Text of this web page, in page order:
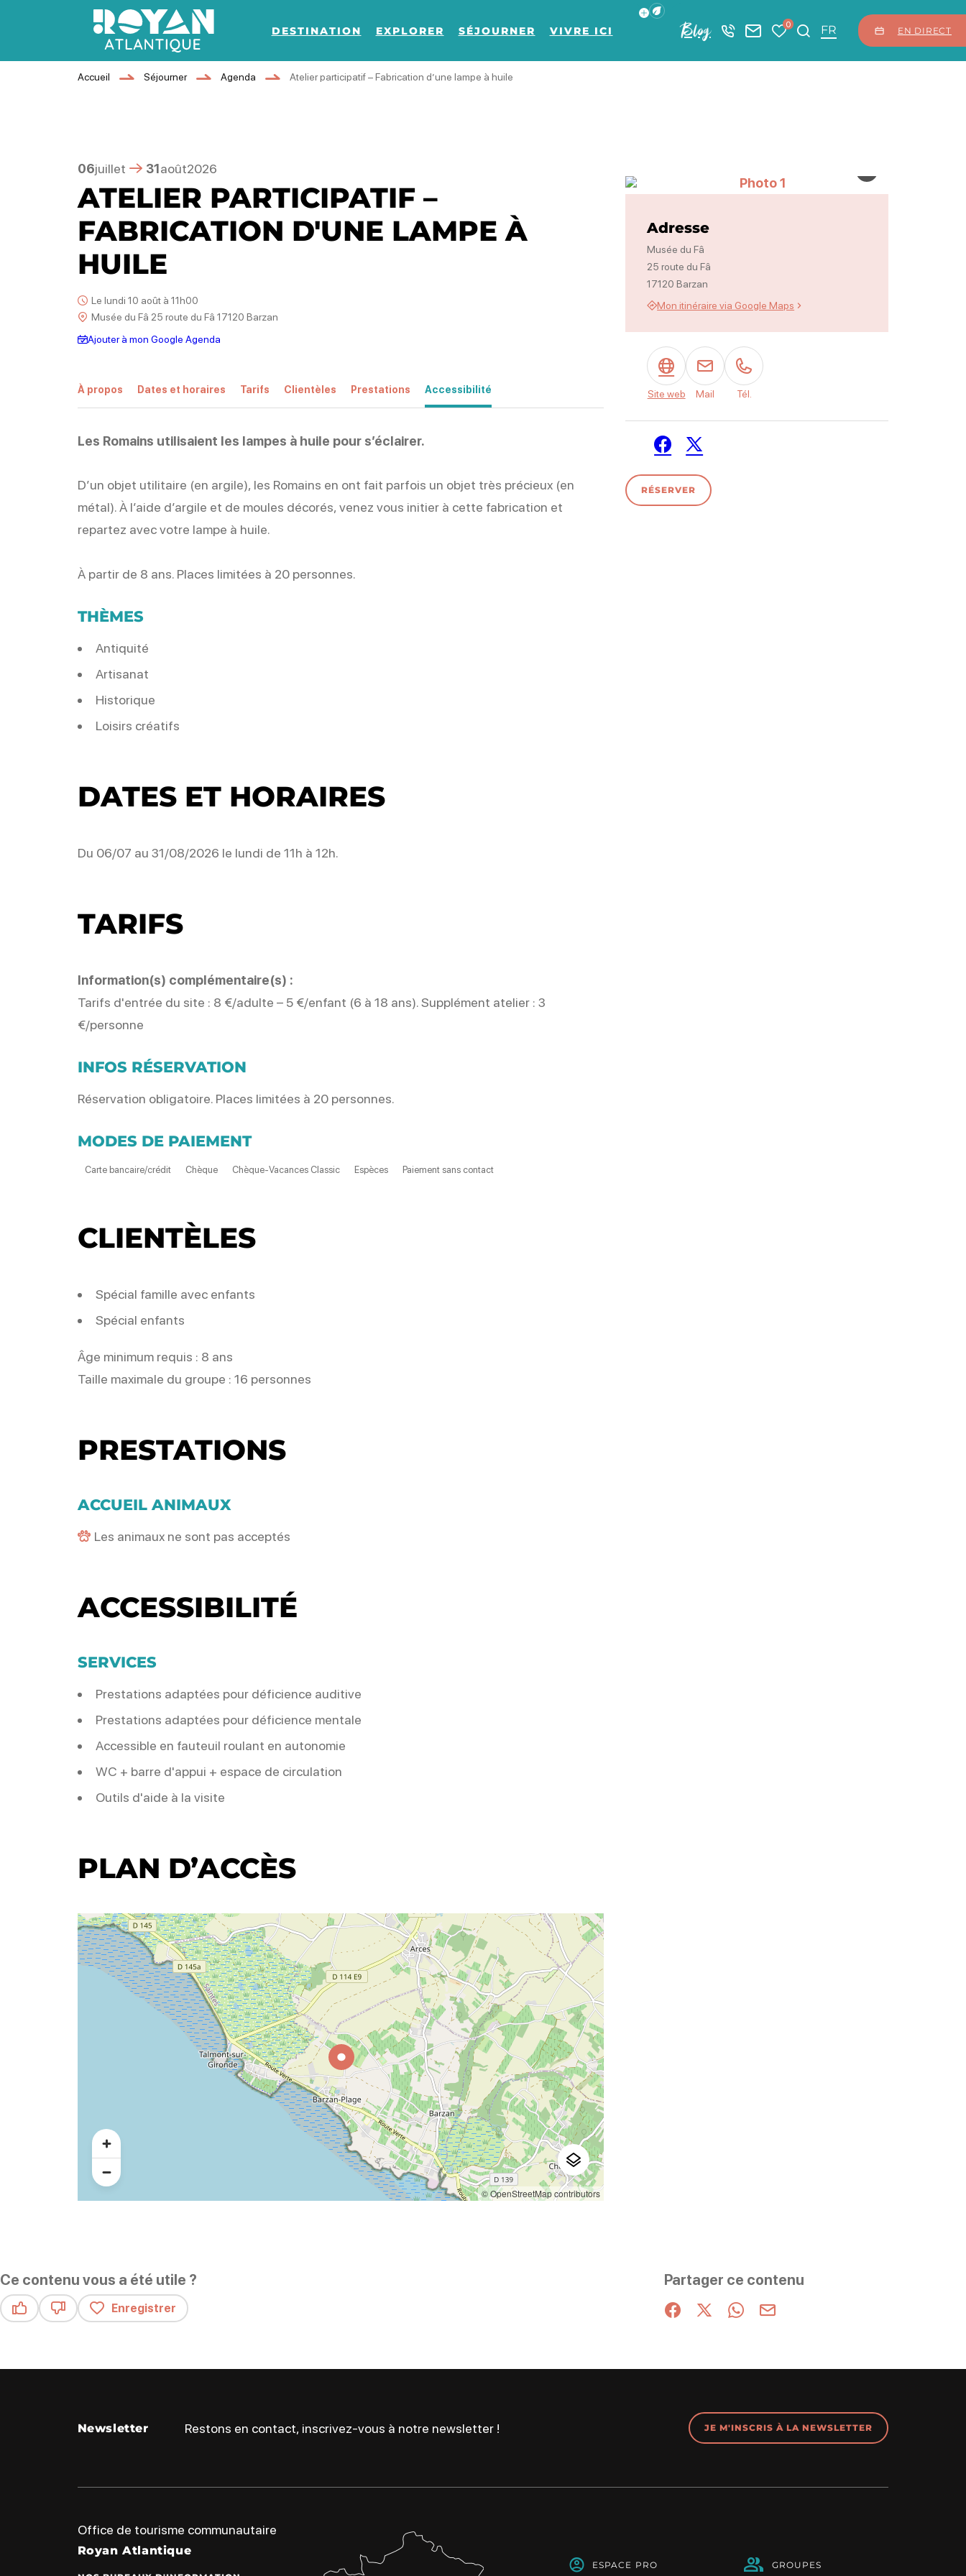
Afficher la barre de navigation du mode éco
Royan Atlantique
DESTINATION EXPLORER SÉJOURNER VIVRE ICI Blog +33 5 46 08 21 00
Nous contacter
Mes favoris
0 Je recherche
FR EN DIRECT
Accueil Séjourner Agenda Atelier participatif – Fabrication d’une lampe à huile
06juillet 31août2026
ATELIER PARTICIPATIF –
FABRICATION D'UNE LAMPE À
HUILE
Le lundi 10 août à 11h00
Musée du Fâ 25 route du Fâ 17120 Barzan
Ajouter à mon Google Agenda
À propos Dates et horaires Tarifs Clientèles Prestations Accessibilité
Les Romains utilisaient les lampes à huile pour s’éclairer.
D’un objet utilitaire (en argile), les Romains en ont fait parfois un objet très précieux (en
métal). À l’aide d’argile et de moules décorés, venez vous initier à cette fabrication et
repartez avec votre lampe à huile.
À partir de 8 ans. Places limitées à 20 personnes.
THÈMES
Antiquité
Artisanat
Historique
Loisirs créatifs
DATES ET HORAIRES
Du 06/07 au 31/08/2026 le lundi de 11h à 12h.
TARIFS
Information(s) complémentaire(s) :
Tarifs d'entrée du site : 8 €/adulte – 5 €/enfant (6 à 18 ans). Supplément atelier : 3
€/personne
INFOS RÉSERVATION
Réservation obligatoire. Places limitées à 20 personnes.
MODES DE PAIEMENT
Carte bancaire/crédit Chèque Chèque-Vacances Classic Espèces Paiement sans contact
CLIENTÈLES
Spécial famille avec enfants
Spécial enfants
Âge minimum requis : 8 ans
Taille maximale du groupe : 16 personnes
PRESTATIONS
ACCUEIL ANIMAUX
Les animaux ne sont pas acceptés
ACCESSIBILITÉ
SERVICES
Prestations adaptées pour déficience auditive
Prestations adaptées pour déficience mentale
Accessible en fauteuil roulant en autonomie
WC + barre d'appui + espace de circulation
Outils d'aide à la visite
PLAN D’ACCÈS
© OpenStreetMap contributors
Photo 1, © O.LENGRAND
Adresse
Musée du Fâ
25 route du Fâ
17120 Barzan
Mon itinéraire via Google Maps
Site web Mail Tél.
FacebookTwitter / X
RÉSERVER
Ce contenu vous a été utile ?
Enregistrer
Partager ce contenu
Partager sur Facebook (nouvelle fenêtre)
Partager sur X / Twitter (nouvelle fenêtre)
Partager sur WhatsApp
Partager par mail
Newsletter Restons en contact, inscrivez-vous à notre newsletter ! JE M'INSCRIS À LA NEWSLETTER
Office de tourisme communautaire
Royan Atlantique
ESPACE PRO GROUPES